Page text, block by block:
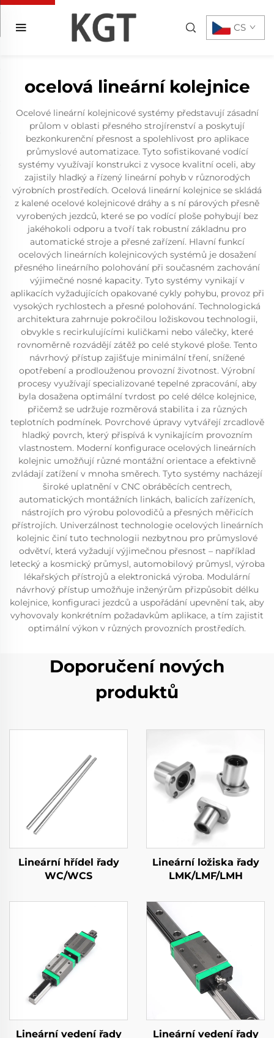
CS
ocelová lineární kolejnice
Ocelové lineární kolejnicové systémy představují zásadní
průlom v oblasti přesného strojírenství a poskytují
bezkonkurenční přesnost a spolehlivost pro aplikace
průmyslové automatizace. Tyto sofistikované vodící
systémy využívají konstrukci z vysoce kvalitní oceli, aby
zajistily hladký a řízený lineární pohyb v různorodých
výrobních prostředích. Ocelová lineární kolejnice se skládá
z kalené ocelové kolejnicové dráhy a s ní párových přesně
vyrobených jezdců, které se po vodící ploše pohybují bez
jakéhokoli odporu a tvoří tak robustní základnu pro
automatické stroje a přesné zařízení. Hlavní funkcí
ocelových lineárních kolejnicových systémů je dosažení
přesného lineárního polohování při současném zachování
výjimečné nosné kapacity. Tyto systémy vynikají v
aplikacích vyžadujících opakované cykly pohybu, provoz při
vysokých rychlostech a přesné polohování. Technologická
architektura zahrnuje pokročilou ložiskovou technologii,
obvykle s recirkulujícími kuličkami nebo válečky, které
rovnoměrně rozvádějí zátěž po celé stykové ploše. Tento
návrhový přístup zajišťuje minimální tření, snížené
opotřebení a prodlouženou provozní životnost. Výrobní
procesy využívají specializované tepelné zpracování, aby
byla dosažena optimální tvrdost po celé délce kolejnice,
přičemž se udržuje rozměrová stabilita i za různých
teplotních podmínek. Povrchové úpravy vytvářejí zrcadlově
hladký povrch, který přispívá k vynikajícím provozním
vlastnostem. Moderní konfigurace ocelových lineárních
kolejnic umožňují různé montážní orientace a efektivně
zvládají zatížení v mnoha směrech. Tyto systémy nacházejí
široké uplatnění v CNC obráběcích centrech,
automatických montážních linkách, balicích zařízeních,
nástrojích pro výrobu polovodičů a přesných měřicích
přístrojích. Univerzálnost technologie ocelových lineárních
kolejnic činí tuto technologii nezbytnou pro průmyslové
odvětví, která vyžadují výjimečnou přesnost – například
letecký a kosmický průmysl, automobilový průmysl, výroba
lékařských přístrojů a elektronická výroba. Modulární
návrhový přístup umožňuje inženýrům přizpůsobit délku
kolejnice, konfiguraci jezdců a uspořádání upevnění tak, aby
vyhovovaly konkrétním požadavkům aplikace, a tím zajistit
optimální výkon v různých provozních prostředích.
Doporučení nových
produktů
Lineární hřídel řady
WC/WCS
Lineární ložiska řady
LMK/LMF/LMH
Lineární vedení řady
Lineární vedení řady